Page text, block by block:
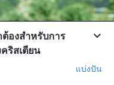
องสำหรับการ
ริสเตียน
แบ่งปัน